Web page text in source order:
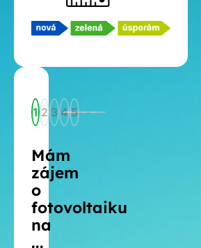
1 2 3 4 5
Mám
zájem
o
fotovoltaiku
na
...